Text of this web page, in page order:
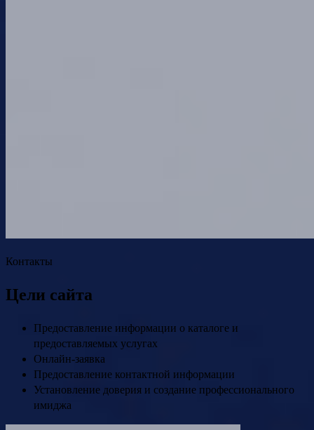
Контакты
Цели сайта
Предоставление информации о каталоге и
предоставляемых услугах
Онлайн-заявка
Предоставление контактной информации
Установление доверия и создание профессионального
имиджа